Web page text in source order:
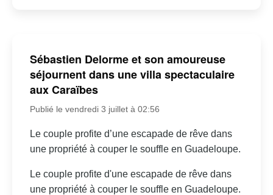
Sébastien Delorme et son amoureuse
séjournent dans une villa spectaculaire
aux Caraïbes
Publié le vendredi 3 juillet à 02:56
Le couple profite d’une escapade de rêve dans
une propriété à couper le souffle en Guadeloupe.
Le couple profite d'une escapade de rêve dans
une propriété à couper le souffle en Guadeloupe.